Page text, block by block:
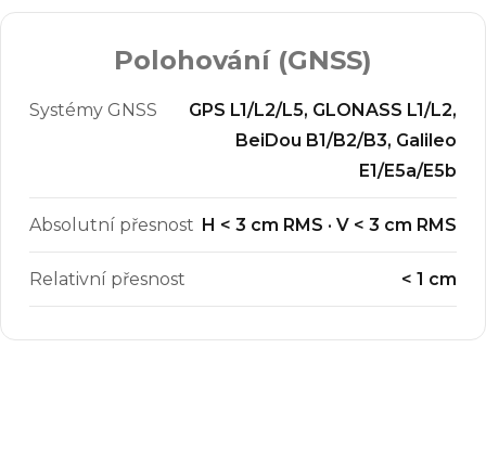
Polohování (GNSS)
Systémy GNSS
GPS L1/L2/L5, GLONASS L1/L2,
BeiDou B1/B2/B3, Galileo
E1/E5a/E5b
Absolutní přesnost H < 3 cm RMS · V < 3 cm RMS
Relativní přesnost < 1 cm